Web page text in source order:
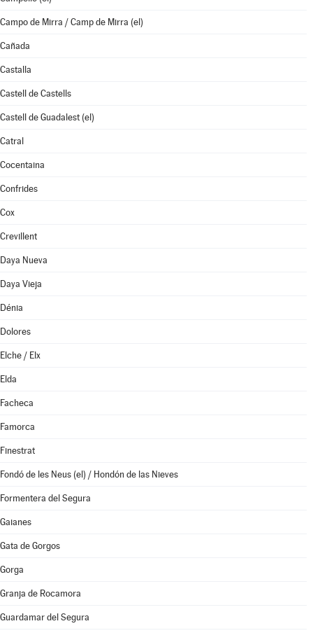
Campo de Mirra / Camp de Mirra (el)
Cañada
Castalla
Castell de Castells
Castell de Guadalest (el)
Catral
Cocentaina
Confrides
Cox
Crevillent
Daya Nueva
Daya Vieja
Dénia
Dolores
Elche / Elx
Elda
Facheca
Famorca
Finestrat
Fondó de les Neus (el) / Hondón de las Nieves
Formentera del Segura
Gaianes
Gata de Gorgos
Gorga
Granja de Rocamora
Guardamar del Segura